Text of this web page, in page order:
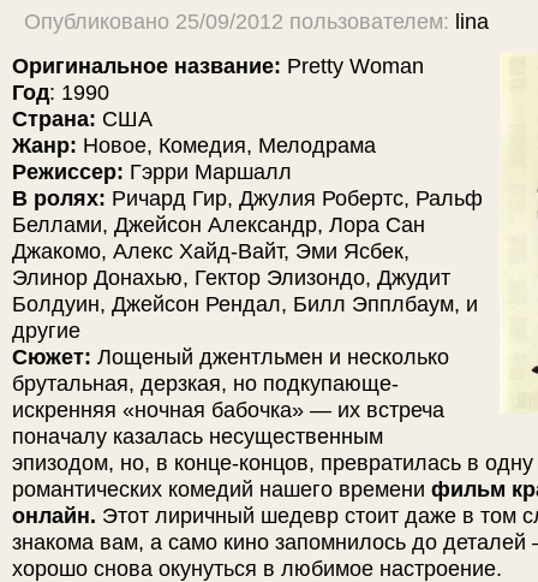
Опубликовано 25/09/2012 пользователем: lina
Оригинальное название: Pretty Woman
Год: 1990
Страна: США
Жанр: Новое, Комедия, Мелодрама
Режиссер: Гэрри Маршалл
В ролях: Ричард Гир, Джулия Робертс, Ральф
Беллами, Джейсон Александр, Лора Сан
Джакомо, Алекс Хайд-Вайт, Эми Ясбек,
Элинор Донахью, Гектор Элизондо, Джудит
Болдуин, Джейсон Рендал, Билл Эпплбаум, и
другие
Сюжет: Лощеный джентльмен и несколько
брутальная, дерзкая, но подкупающе-
искренняя «ночная бабочка» — их встреча
поначалу казалась несущественным
эпизодом, но, в конце-концов, превратилась в одну
романтических комедий нашего времени фильм
онлайн. Этот лиричный шедевр стоит даже в том
знакома вам, а само кино запомнилось до деталей
хорошо снова окунуться в любимое настроение.